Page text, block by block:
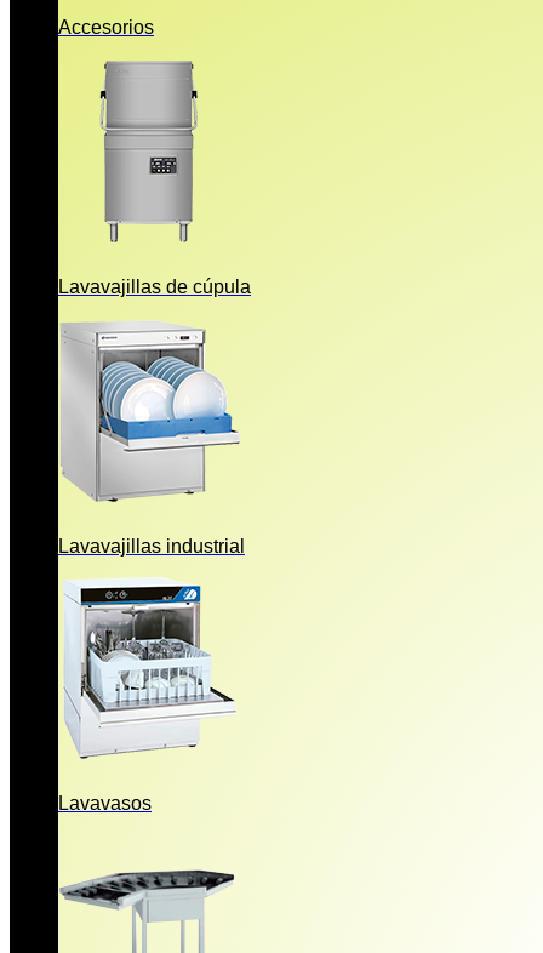
Accesorios
Lavavajillas de cúpula
Lavavajillas industrial
Lavavasos